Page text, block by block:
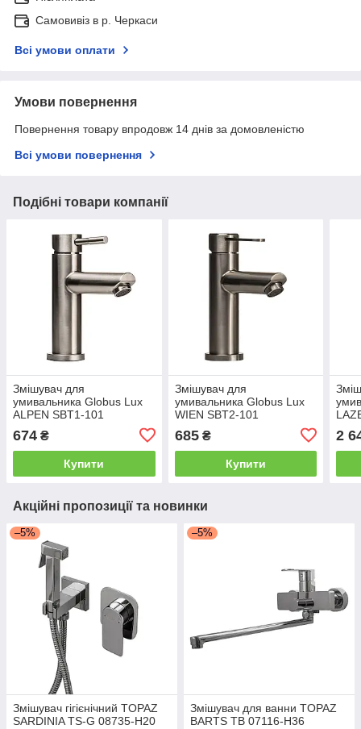
Самовивіз в р. Черкаси
Всі умови оплати
Умови повернення
Повернення товару впродовж 14 днів за домовленістю
Всі умови повернення
Подібні товари компанії
Змішувач для
умивальника Globus Lux
ALPEN SBT1-101
674 ₴
Купити
Змішувач для
умивальника Globus Lux
WIEN SBT2-101
685₴
Купити
2
Акційні пропозиції та новинки
–5%
Змішувач гігієнічний TOPAZ
SARDINIA TS-G 08735-H20
–5%
Змішувач для ванни TOPAZ
BARTS TB 07116-H36